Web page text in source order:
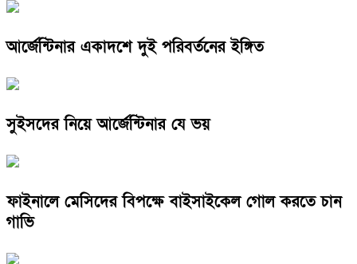
আর্জেন্টিনার একাদশে দুই পরিবর্তনের ইঙ্গিত
সুইসদের নিয়ে আর্জেন্টিনার যে ভয়
ফাইনালে মেসিদের বিপক্ষে বাইসাইকেল গোল করতে চান
গাভি